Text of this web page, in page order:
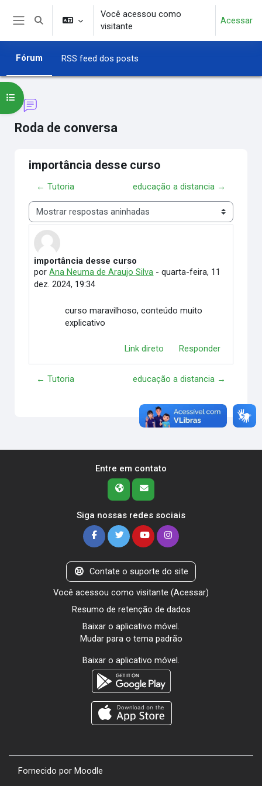
Ir para o conteúdo principal
Alternar entrada de pesquisa
Você acessou como
visitante
Acessar
Fórum RSS feed dos posts
Roda de conversa
Abrir índice do curso
importância desse curso
← Tutoria educação a distancia →
Modo de visualização
importância desse curso
porAna Neuma de Araujo Silva -quarta-feira, 11
dez. 2024, 19:34
Número de respostas: 0
curso maravilhoso, conteúdo muito
explicativo
Link direto Responder
← Tutoria educação a distancia →
Entre em contato
Siga nossas redes sociais
Contate o suporte do site
Você acessou como visitante (Acessar)
Resumo de retenção de dados
Baixar o aplicativo móvel.
Mudar para o tema padrão
Baixar o aplicativo móvel.
Fornecido por Moodle